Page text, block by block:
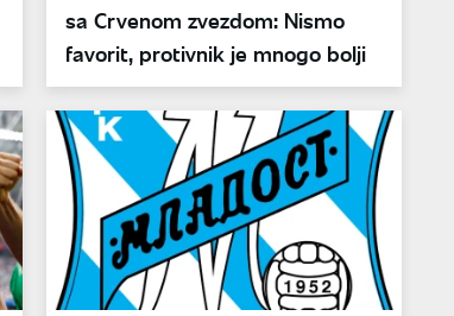
sa Crvenom zvezdom: Nismo
favorit, protivnik je mnogo bolji